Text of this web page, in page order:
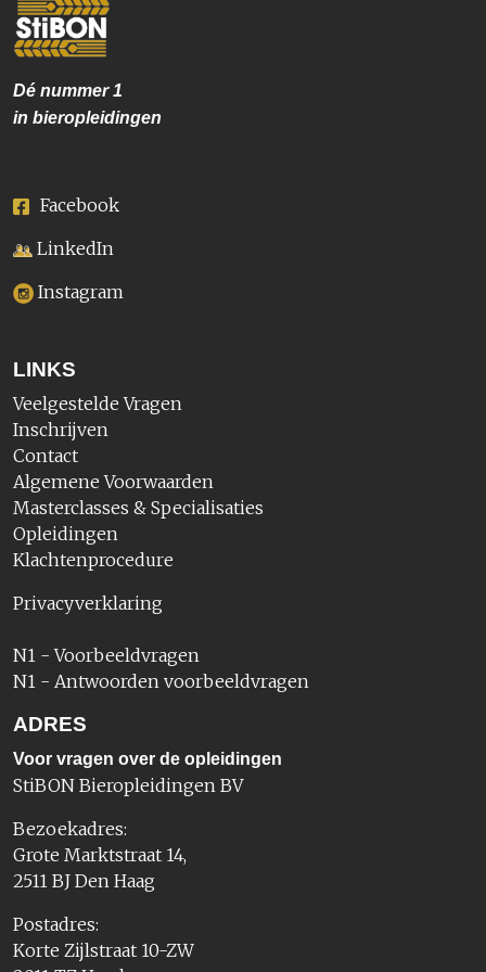
Dé nummer1
in bieropleidingen
Facebook
LinkedIn
Instagram
LINKS
Veelgestelde Vragen
Inschrijven
Contact
Algemene Voorwaarden
Masterclasses & Specialisaties
Opleidingen
Klachtenprocedure
Privacyverklaring
N1 - Voorbeeldvragen
N1 - Antwoorden voorbeeldvragen
ADRES
Voor vragen over de opleidingen
StiBON Bieropleidingen BV
Bezoekadres:
Grote Marktstraat 14,
2511 BJ Den Haag
Postadres:
Korte Zijlstraat 10-ZW